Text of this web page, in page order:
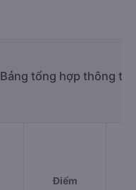
Bảng tổng hợp thông tin
Điểm